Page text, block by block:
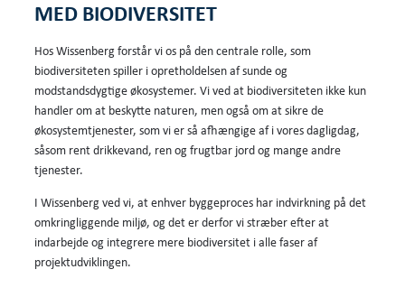
MED BIODIVERSITET
Hos Wissenberg forstår vi os på den centrale rolle, som
biodiversiteten spiller i opretholdelsen af sunde og
modstandsdygtige økosystemer. Vi ved at biodiversiteten ikke kun
handler om at beskytte naturen, men også om at sikre de
økosystemtjenester, som vi er så afhængige af i vores dagligdag,
såsom rent drikkevand, ren og frugtbar jord og mange andre
tjenester.
I Wissenberg ved vi, at enhver byggeproces har indvirkning på det
omkringliggende miljø, og det er derfor vi stræber efter at
indarbejde og integrere mere biodiversitet i alle faser af
projektudviklingen.